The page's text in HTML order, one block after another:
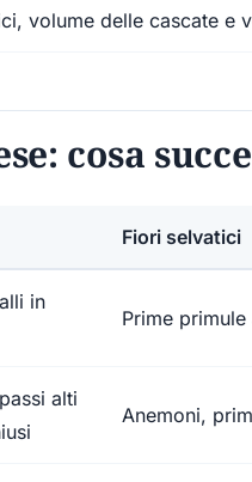
volume delle cascate e
cosa
Fiori selvatici
in
Prime
alti
Anemoni,